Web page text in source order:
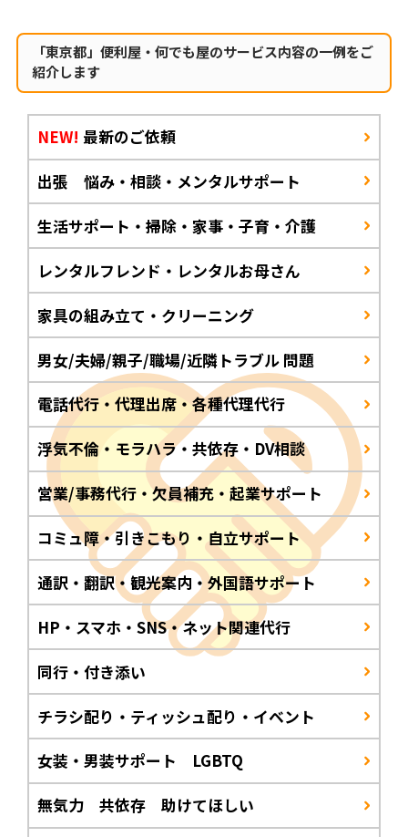
「東京都」便利屋・何でも屋のサービス内容の一例をご
紹介します
NEW! 最新のご依頼
出張 悩み・相談・メンタルサポート
生活サポート・掃除・家事・子育・介護
レンタルフレンド・レンタルお母さん
家具の組み立て・クリーニング
男女/夫婦/親子/職場/近隣トラブル 問題
電話代行・代理出席・各種代理代行
浮気不倫・モラハラ・共依存・DV相談
営業/事務代行・欠員補充・起業サポート
コミュ障・引きこもり・自立サポート
通訳・翻訳・観光案内・外国語サポート
HP・スマホ・SNS・ネット関連代行
同行・付き添い
チラシ配り・ティッシュ配り・イベント
女装・男装サポート LGBTQ
無気力 共依存 助けてほしい